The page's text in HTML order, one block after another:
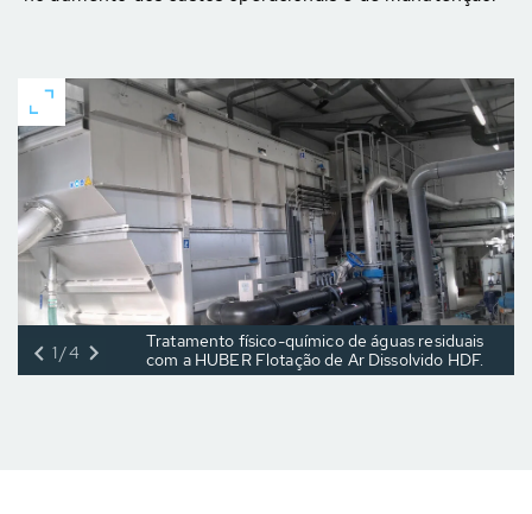
Tratamento físico-químico de águas residuais
com a HUBER Flotação de Ar Dissolvido HDF.
1/4